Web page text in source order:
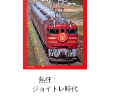
熱狂！
ジョイトレ時代